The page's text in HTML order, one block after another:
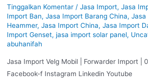
Tinggalkan Komentar / Jasa Import, Jasa
Import Ban, Jasa Import Barang China, Jasa
Heammer, Jasa Import China, Jasa Import
Import Genset, jasa import solar panel,
abuhanifah
Jasa Import Velg Mobil | Forwarder Import |
Facebook-f Instagram Linkedin Youtube